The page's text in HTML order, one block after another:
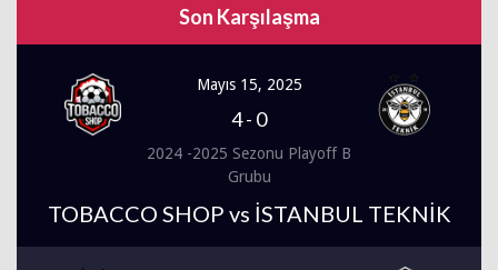
Son Karşılaşma
Mayıs 15, 2025
4- 0
2024 -2025 Sezonu Playoff B
Grubu
TOBACCO SHOP vs İSTANBUL TEKNİK